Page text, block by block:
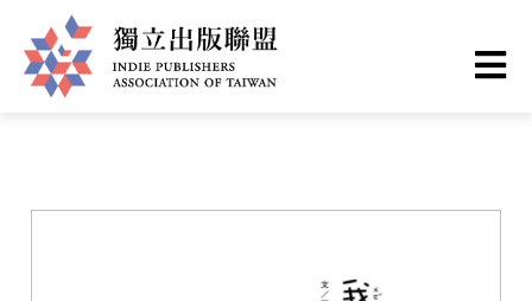
至
主
立
您
裡
首頁 ❯ 書籍一覽